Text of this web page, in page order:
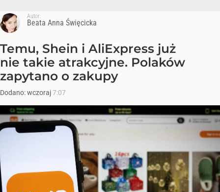
Autor:
Beata Anna Święcicka
Temu, Shein i AliExpress już
nie takie atrakcyjne. Polaków
zapytano o zakupy
Dodano:wczoraj7:07